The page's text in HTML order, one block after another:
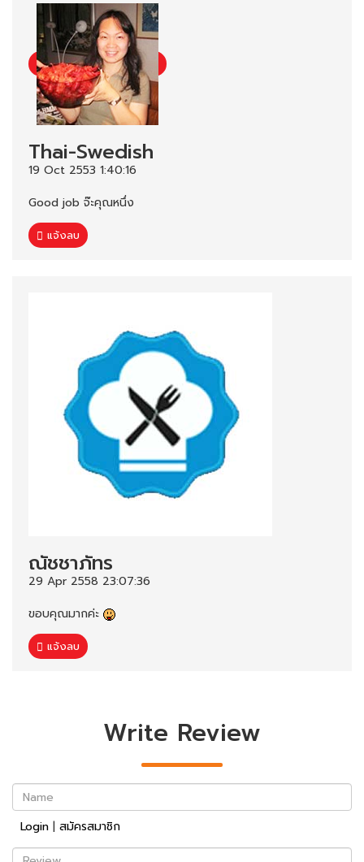
Thai-Swedish
19 Oct 2553 1:40:16
Good job จ๊ะคุณหนึ่ง
แจ้งลบ
ณัชชาภัทร
29 Apr 2558 23:07:36
ขอบคุณมากค่ะ
แจ้งลบ
Write Review
Name
Login | สมัครสมาชิก
Review